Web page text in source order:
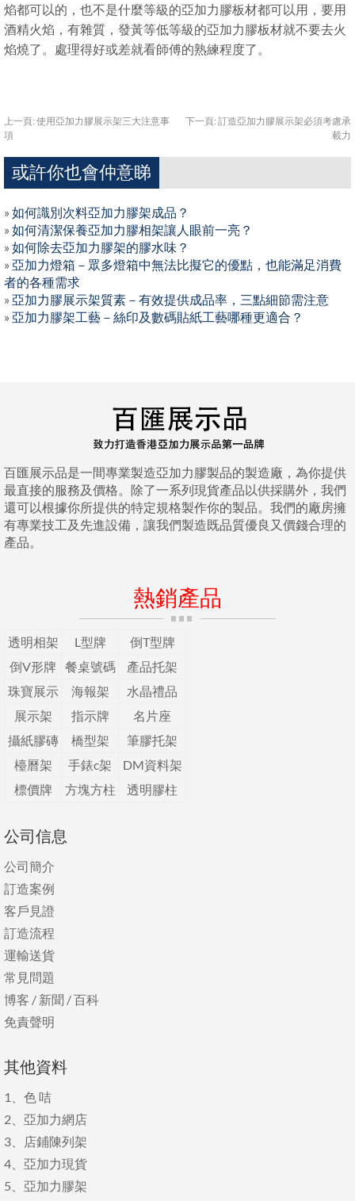
焰都可以的，也不是什麼等級的亞加力膠板材都可以用，要用
酒精火焰，有雜質，發黃等低等級的亞加力膠板材就不要去火
焰燒了。處理得好或差就看師傅的熟練程度了。
上一頁: 使用亞加力膠展示架三大注意事
項
下一頁: 訂造亞加力膠展示架必須考慮承
載力
或許你也會仲意睇
» 如何識別次料亞加力膠架成品？
» 如何清潔保養亞加力膠相架讓人眼前一亮？
» 如何除去亞加力膠架的膠水味？
» 亞加力燈箱－眾多燈箱中無法比擬它的優點，也能滿足消費
者的各種需求
» 亞加力膠展示架質素－有效提供成品率，三點細節需注意
» 亞加力膠架工藝－絲印及數碼貼紙工藝哪種更適合？
百匯展示品是一間專業製造亞加力膠製品的製造廠，為你提供
最直接的服務及價格。除了一系列現貨產品以供採購外，我們
還可以根據你所提供的特定規格製作你的製品。我們的廠房擁
有專業技工及先進設備，讓我們製造既品質優良又價錢合理的
產品。
熱銷產品
透明相架 L型牌
倒T型牌
倒V形牌
餐桌號碼
產品托架
珠寶展示
海報架
水晶禮品
展示架
指示牌
名片座
攝紙膠磚
橋型架
筆膠托架
檯曆架
手錶c架
DM資料架
標價牌
方塊方柱 透明膠柱
公司信息
公司簡介
訂造案例
客戶見證
訂造流程
運輸送貨
常見問題
博客 / 新聞 /百科
免責聲明
其他資料
1、 色 咭
2、 亞加力網店
3、
店鋪陳列架
4、 亞加力現貨
5、 亞加力膠架